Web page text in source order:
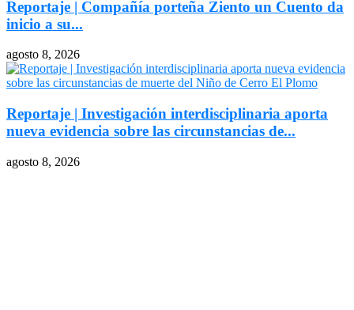
Reportaje | Compañía porteña Ziento un Cuento da
inicio a su...
agosto 8, 2026
Reportaje | Investigación interdisciplinaria aporta
nueva evidencia sobre las circunstancias de...
agosto 8, 2026